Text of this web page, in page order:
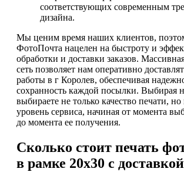
соответствующих современным
дизайна.
Мы ценим время наших клиентов,
ФотоПочта нацелен на быстроту и
обработки и доставки заказов.
сеть позволяет нам оперативно
работы в г Королев, обеспечивая
сохранность каждой посылки. Выбирая
выбираете не только качество печати,
уровень сервиса, начиная от момента
до момента ее получения.
Сколько стоит печать
в рамке 20х30 с доставкой